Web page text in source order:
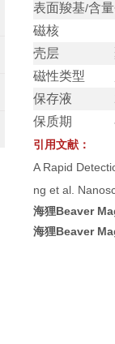
表面羧基/含量
磁核
壳层
磁性类型
保存液
保质期
引用文献：
A Rapid
ng et al.
海狸Beaver
海狸Beaver